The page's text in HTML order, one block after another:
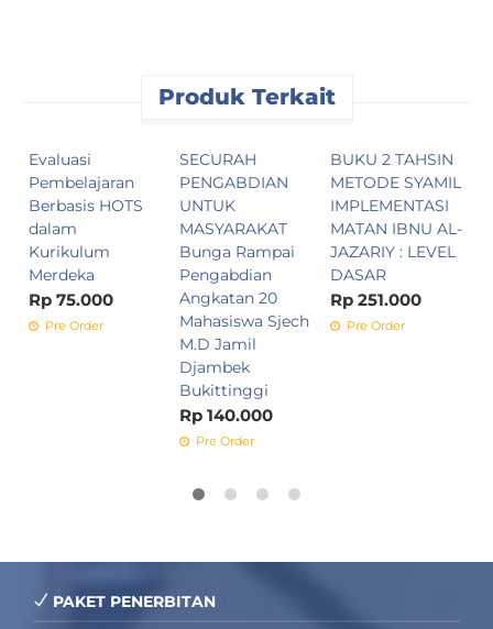
Produk Terkait
Evaluasi
Pembelajaran
Berbasis HOTS
dalam
Kurikulum
Merdeka
Rp 75.000
Pre Order
SECURAH
PENGABDIAN
UNTUK
MASYARAKAT
Bunga Rampai
Pengabdian
Angkatan 20
Mahasiswa Sjech
M.D Jamil
Djambek
Bukittinggi
Rp 140.000
Pre Order
BUKU 2 TAHSIN
METODE SYAMIL
IMPLEMENTASI
MATAN IBNU AL-
JAZARIY : LEVEL
DASAR
Rp 251.000
Pre Order
PAKET PENERBITAN